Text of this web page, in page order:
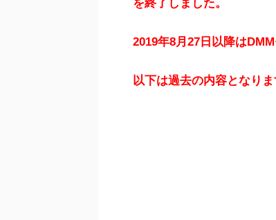
を終了しました。
2019年8月27日以降は
以下は過去の内容となりま